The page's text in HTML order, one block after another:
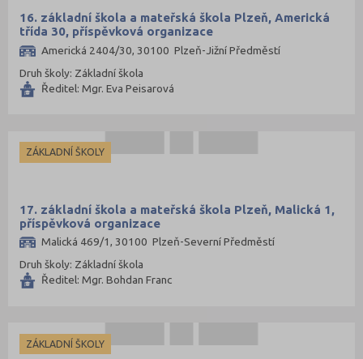
16. základní škola a mateřská škola Plzeň, Americká
třída 30, příspěvková organizace
Americká 2404/30, 30100 Plzeň-Jižní Předměstí
Druh školy: Základní škola
Ředitel: Mgr. Eva Peisarová
ZÁKLADNÍ ŠKOLY
17. základní škola a mateřská škola Plzeň, Malická 1,
příspěvková organizace
Malická 469/1, 30100 Plzeň-Severní Předměstí
Druh školy: Základní škola
Ředitel: Mgr. Bohdan Franc
ZÁKLADNÍ ŠKOLY